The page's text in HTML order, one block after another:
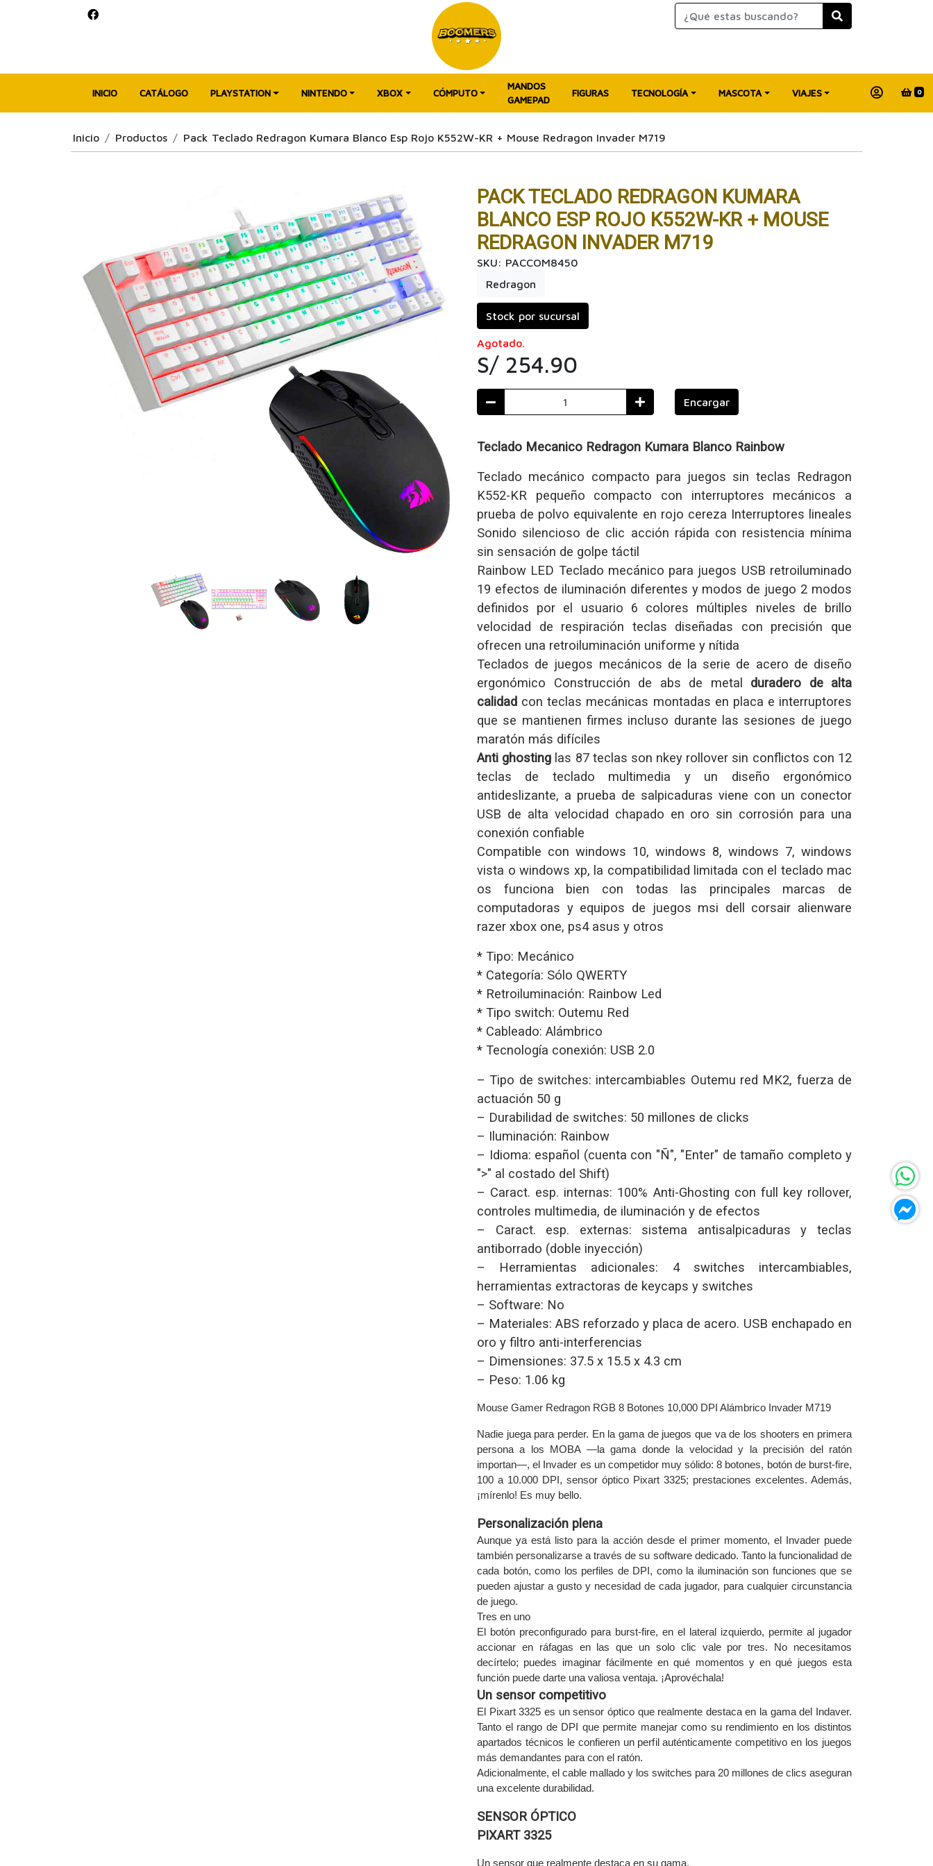
INICIO CATÁLOGO PLAYSTATION NINTENDO XBOX CÓMPUTO
MANDOS
GAMEPAD
FIGURAS TECNOLOGÍA MASCOTA VIAJES 0
Inicio Productos Pack Teclado Redragon Kumara Blanco Esp Rojo K552W-KR + Mouse Redragon Invader M719
PACK TECLADO REDRAGON KUMARA
BLANCO ESP ROJO K552W-KR + MOUSE
REDRAGON INVADER M719
SKU: PACCOM8450
Redragon
Stock por sucursal
Agotado.
S/ 254.90
Encargar
Teclado Mecanico Redragon Kumara Blanco Rainbow
Teclado mecánico compacto para juegos sin teclas Redragon
K552-KR pequeño compacto con interruptores mecánicos a
prueba de polvo equivalente en rojo cereza Interruptores lineales
Sonido silencioso de clic acción rápida con resistencia mínima
sin sensación de golpe táctil
Rainbow LED Teclado mecánico para juegos USB retroiluminado
19 efectos de iluminación diferentes y modos de juego 2 modos
definidos por el usuario 6 colores múltiples niveles de brillo
velocidad de respiración teclas diseñadas con precisión que
ofrecen una retroiluminación uniforme y nítida
Teclados de juegos mecánicos de la serie de acero de diseño
ergonómico Construcción de abs de metal duradero de alta
calidad con teclas mecánicas montadas en placa e interruptores
que se mantienen firmes incluso durante las sesiones de juego
maratón más difíciles
Anti ghosting las 87 teclas son nkey rollover sin conflictos con 12
teclas de teclado multimedia y un diseño ergonómico
antideslizante, a prueba de salpicaduras viene con un conector
USB de alta velocidad chapado en oro sin corrosión para una
conexión confiable
Compatible con windows 10, windows 8, windows 7, windows
vista o windows xp, la compatibilidad limitada con el teclado mac
os funciona bien con todas las principales marcas de
computadoras y equipos de juegos msi dell corsair alienware
razer xbox one, ps4 asus y otros
* Tipo: Mecánico
* Categoría: Sólo QWERTY
* Retroiluminación: Rainbow Led
* Tipo switch: Outemu Red
* Cableado: Alámbrico
* Tecnología conexión: USB 2.0
– Tipo de switches: intercambiables Outemu red MK2, fuerza de
actuación 50 g
– Durabilidad de switches: 50 millones de clicks
– Iluminación: Rainbow
– Idioma: español (cuenta con "Ñ", "Enter" de tamaño completo y
">" al costado del Shift)
– Caract. esp. internas: 100% Anti-Ghosting con full key rollover,
controles multimedia, de iluminación y de efectos
– Caract. esp. externas: sistema antisalpicaduras y teclas
antiborrado (doble inyección)
– Herramientas adicionales: 4 switches intercambiables,
herramientas extractoras de keycaps y switches
– Software: No
– Materiales: ABS reforzado y placa de acero. USB enchapado en
oro y filtro anti-interferencias
– Dimensiones: 37.5 x 15.5 x 4.3 cm
– Peso: 1.06 kg
Mouse Gamer Redragon RGB 8 Botones 10,000 DPI Alámbrico Invader M719
Nadie juega para perder. En la gama de juegos que va de los shooters en primera
persona a los MOBA —la gama donde la velocidad y la precisión del ratón
importan—, el Invader es un competidor muy sólido: 8 botones, botón de burst-fire,
100 a 10.000 DPI, sensor óptico Pixart 3325; prestaciones excelentes. Además,
¡mírenlo! Es muy bello.
Personalización plena
Aunque ya está listo para la acción desde el primer momento, el Invader puede
también personalizarse a través de su software dedicado. Tanto la funcionalidad de
cada botón, como los perfiles de DPI, como la iluminación son funciones que se
pueden ajustar a gusto y necesidad de cada jugador, para cualquier circunstancia
de juego.
Tres en uno
El botón preconfigurado para burst-fire, en el lateral izquierdo, permite al jugador
accionar en ráfagas en las que un solo clic vale por tres. No necesitamos
decírtelo; puedes imaginar fácilmente en qué momentos y en qué juegos esta
función puede darte una valiosa ventaja. ¡Aprovéchala!
Un sensor competitivo
El Pixart 3325 es un sensor óptico que realmente destaca en la gama del Indaver.
Tanto el rango de DPI que permite manejar como su rendimiento en los distintos
apartados técnicos le confieren un perfil auténticamente competitivo en los juegos
más demandantes para con el ratón.
Adicionalmente, el cable mallado y los switches para 20 millones de clics aseguran
una excelente durabilidad.
SENSOR ÓPTICO
PIXART 3325
Un sensor que realmente destaca en su gama.